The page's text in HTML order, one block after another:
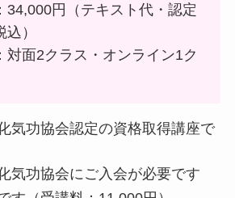
34,000円（テキスト代・認定
）
面2クラス・オンライン1ク
気功協会認定の資格取得講座で
気功協会にご入会が必要です